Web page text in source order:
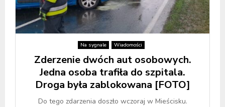
Na sygnale Wiadomości
Zderzenie dwóch aut osobowych.
Jedna osoba trafiła do szpitala.
Droga była zablokowana [FOTO]
Do tego zdarzenia doszło wczoraj w Mieścisku.